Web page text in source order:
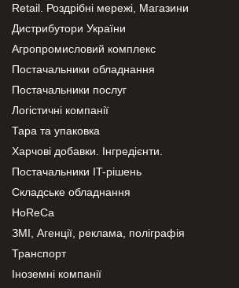
Retail. Роздрібні мережі, Магазини
Дистрибутори України
Агропромисловий комплекс
Постачальники обладнання
Постачальники послуг
Логістичні компанії
Тара та упаковка
Харчові добавки. Інгредієнти.
Постачальники IT-рішень
Складське обладнання
HoReCa
ЗМІ, Агенції, реклама, поліграфія
Транспорт
Іноземні компанії